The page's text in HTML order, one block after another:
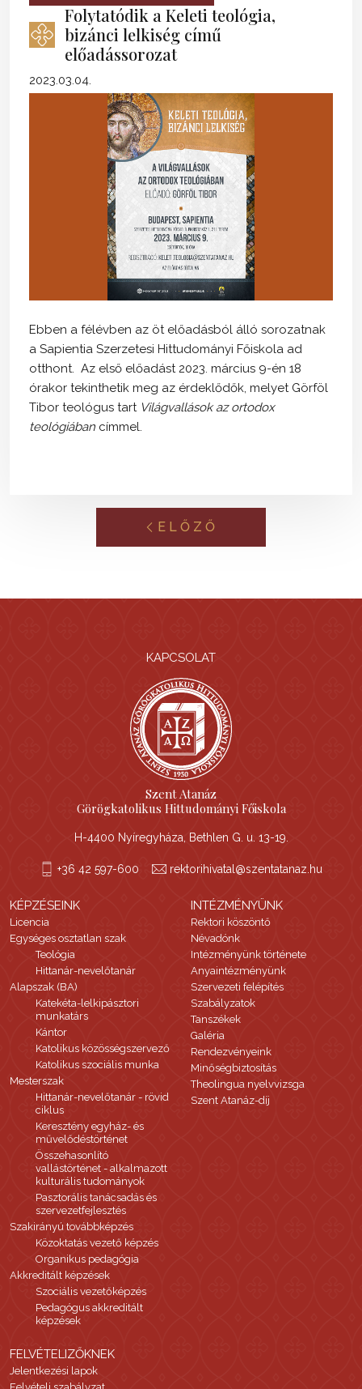
Folytatódik a Keleti teológia,
bizánci lelkiség című
előadássorozat
2023.03.04.
Ebben a félévben az öt előadásból álló sorozatnak
a Sapientia Szerzetesi Hittudományi Főiskola ad
otthont. Az első előadást 2023. március 9-én 18
órakor tekinthetik meg az érdeklődők, melyet Görföl
Tibor teológus tart Világvallások az ortodox
teológiában címmel.
ELŐZŐ
KAPCSOLAT
Szent Atanáz
Görögkatolikus Hittudományi Főiskola
H-4400 Nyíregyháza, Bethlen G. u. 13-19.
+36 42 597-600 rektorihivatal@szentatanaz.hu
KÉPZÉSEINK
Licencia
Egységes osztatlan szak
Teológia
Hittanár-nevelőtanár
Alapszak (BA)
Katekéta-lelkipásztori
munkatárs
Kántor
Katolikus közösségszervező
Katolikus szociális munka
Mesterszak
Hittanár-nevelőtanár - rövid
ciklus
Keresztény egyház- és
művelődéstörténet
Összehasonlító
vallástörténet - alkalmazott
kulturális tudományok
Pasztorális tanácsadás és
szervezetfejlesztés
Szakirányú továbbképzés
Közoktatás vezető képzés
Organikus pedagógia
Akkreditált képzések
Szociális vezetőképzés
Pedagógus akkreditált
képzések
INTÉZMÉNYÜNK
Rektori köszöntő
Névadónk
Intézményünk története
Anyaintézményünk
Szervezeti felépítés
Szabályzatok
Tanszékek
Galéria
Rendezvényeink
Minőségbiztosítás
Theolingua nyelvvizsga
Szent Atanáz-díj
FELVÉTELIZŐKNEK
Jelentkezési lapok